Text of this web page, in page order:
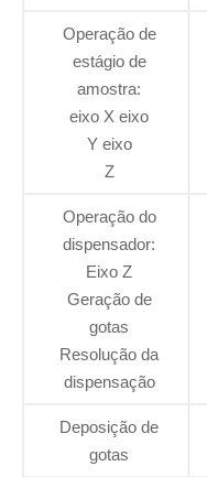
Operação de
estágio de
amostra:
eixo X eixo
Y eixo
Z
Operação do
dispensador:
Eixo Z
Geração de
gotas
Resolução da
dispensação
Deposição de
gotas